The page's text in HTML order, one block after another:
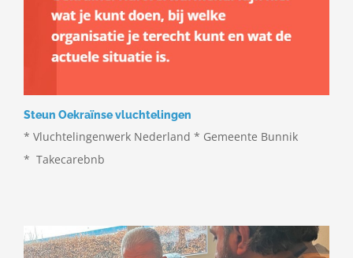
Steun Oekraïnse vluchtelingen
* Vluchtelingenwerk Nederland * Gemeente Bunnik
* Takecarebnb